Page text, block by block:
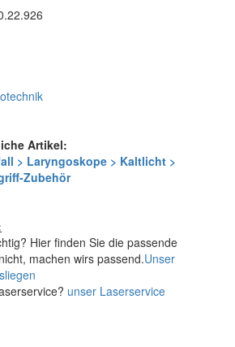
Artikel:
> Laryngoskope > Kaltlicht >
Zubehör
Hier finden Sie die passende
machen wirs passend.Unser
unser Laserservice